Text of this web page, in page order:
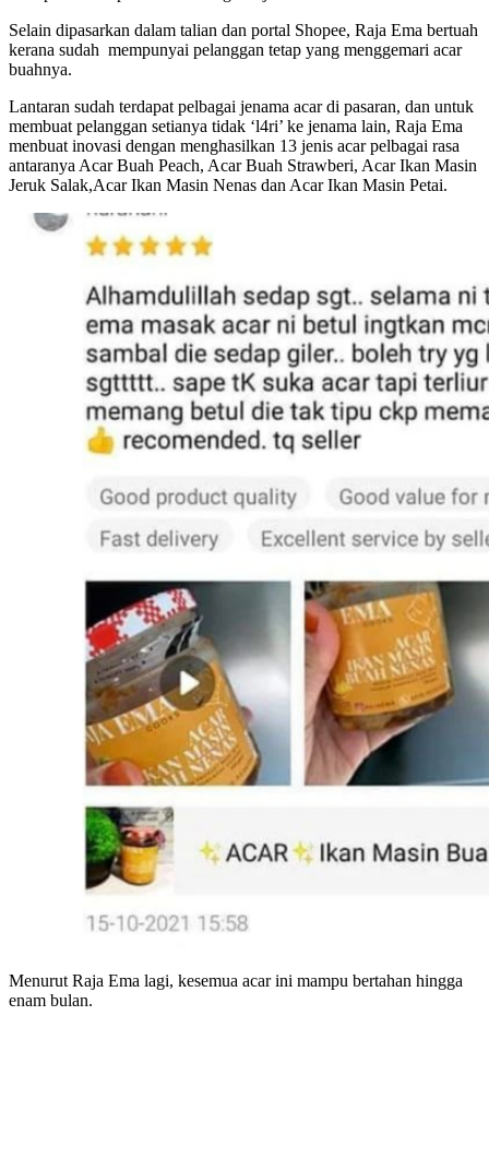
Selain dipasarkan dalam talian dan portal Shopee, Raja Ema bertuah
kerana sudah mempunyai pelanggan tetap yang menggemari acar
buahnya.
Lantaran sudah terdapat pelbagai jenama acar di pasaran, dan untuk
membuat pelanggan setianya tidak ‘l4ri’ ke jenama lain, Raja Ema
menbuat inovasi dengan menghasilkan 13 jenis acar pelbagai rasa
antaranya Acar Buah Peach, Acar Buah Strawberi, Acar Ikan Masin
Jeruk Salak,Acar Ikan Masin Nenas dan Acar Ikan Masin Petai.
Menurut Raja Ema lagi, kesemua acar ini mampu bertahan hingga
enam bulan.